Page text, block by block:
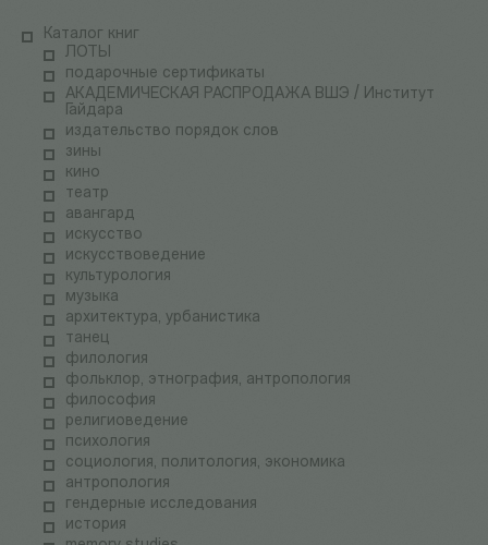
Каталог книг
ЛОТЫ
подарочные сертификаты
АКАДЕМИЧЕСКАЯ РАСПРОДАЖА ВШЭ / Институт
Гайдара
издательство порядок слов
зины
кино
театр
авангард
искусство
искусствоведение
культурология
музыка
архитектура, урбанистика
танец
филология
фольклор, этнография, антропология
философия
религиоведение
психология
социология, политология, экономика
антропология
гендерные исследования
история